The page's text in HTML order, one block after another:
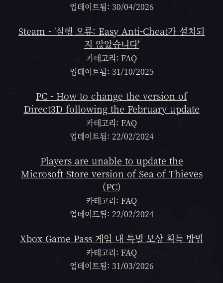
업데이트됨: 30/04/2026
Steam - '실행 오류: Easy Anti-Cheat가 설치되
지 않았습니다'
카테고리: FAQ
업데이트됨: 31/10/2025
PC - How to change the version of
Direct3D following the February update
카테고리: FAQ
업데이트됨: 22/02/2024
Players are unable to update the
Microsoft Store version of Sea of Thieves
(PC)
카테고리: FAQ
업데이트됨: 22/02/2024
Xbox Game Pass 게임 내 특별 보상 획득 방법
카테고리: FAQ
업데이트됨: 31/03/2026